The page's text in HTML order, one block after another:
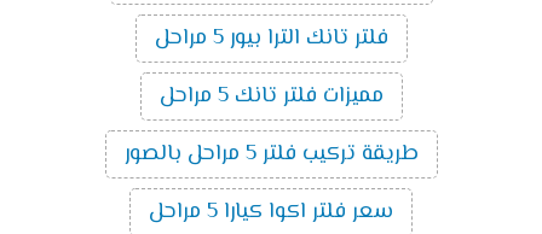
فلتر تانك الترا بيور 5 مراحل
مميزات فلتر تانك 5 مراحل
طريقة تركيب فلتر 5 مراحل بالصور
سعر فلتر اكوا كيارا 5 مراحل